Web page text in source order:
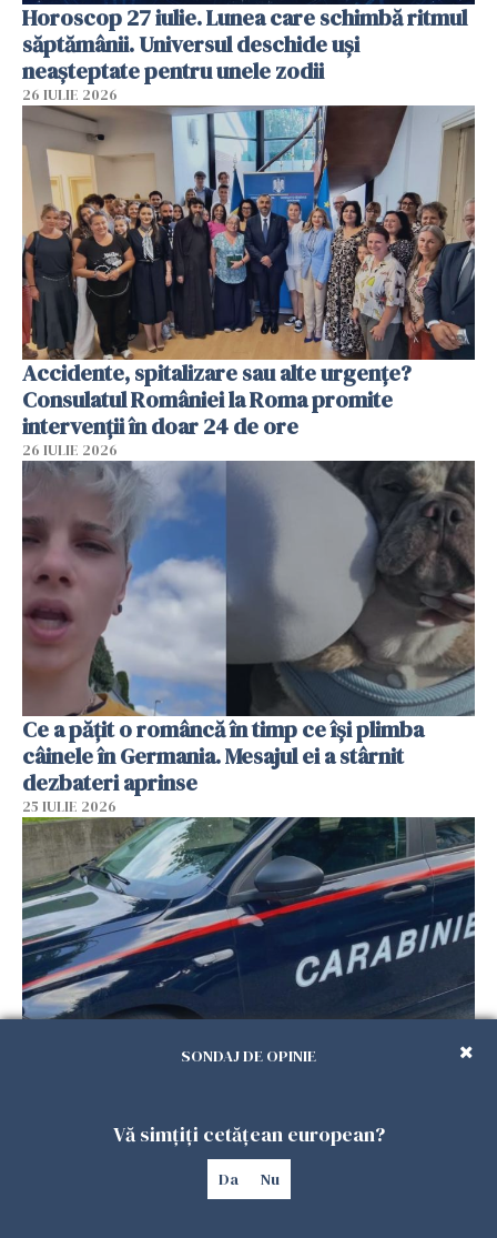
Horoscop 27 iulie. Lunea care schimbă ritmul
săptămânii. Universul deschide uși
neașteptate pentru unele zodii
26 IULIE 2026
Accidente, spitalizare sau alte urgențe?
Consulatul României la Roma promite
intervenții în doar 24 de ore
26 IULIE 2026
Ce a pățit o româncă în timp ce își plimba
câinele în Germania. Mesajul ei a stârnit
dezbateri aprinse
25 IULIE 2026
au dat alarma
SONDAJ DE OPINIE
Vă simțiți cetățean european?
Da Nu